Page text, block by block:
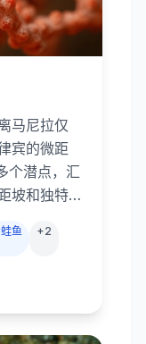
马尼拉仅
宾的微距
个潜点，汇
坡和独特
泥中寻找
礁如
珊瑚覆
则有
鱼 +2